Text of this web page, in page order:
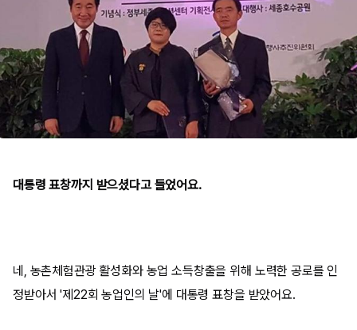
대통령 표창까지 받으셨다고 들었어요.
네, 농촌체험관광 활성화와 농업 소득창출을 위해 노력한 공로를 인
정받아서 '제22회 농업인의 날'에 대통령 표창을 받았어요.